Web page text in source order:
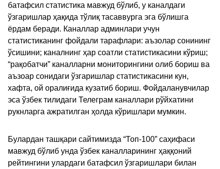
батафсил статистика мавжуд бўлиб, у каналдаги
ўзгаришлар ҳақида тўлиқ тасаввурга эга бўлишга
ёрдам беради. Каналлар админлари учун
статистиканинг фойдали тарафлари: аъзолар сонининг
ўсишини; каналнинг ҳар соатли статистикасини кўриш;
“рақобатчи” каналларни мониторингини олиб бориш ва
аъзоар сонидаги ўзгаришлар статистикасини кун,
хафта, ой оралиғида кузатиб бориш. Фойдаланувчилар
эса ўзбек тилидаги Телеграм каналлари рўйхатини
рукнларга ажратилган ҳолда кўришлари мумкин.
Булардан ташқари сайтимизда “Топ-100” саҳифаси
мавжуд бўлиб унда ўзбек каналларининг ҳаққоний
рейтингини улардаги батафсил ўзгаришлари билан